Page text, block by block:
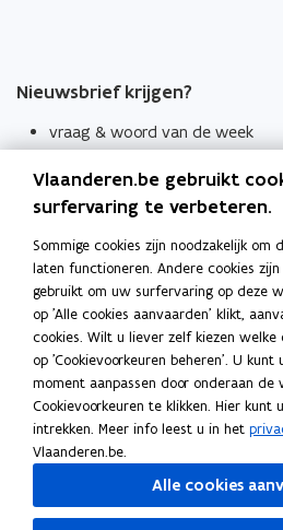
Nieuwsbrief krijgen?
vraag & woord van de week
Schrijf je in
Thema's
Taaladviezen
Spellingregels
Tips voor duidelijke taal
Bekijk ook
Spellingtests
Boek- en webwijzer
Vlaanderen.be gebruikt
surfervaring te verbeteren.
Sommige cookies zijn noodzakelijk
laten functioneren. Andere cookies
gebruikt om uw surfervaring op deze
op 'Alle cookies aanvaarden' klikt,
cookies. Wilt u liever zelf kiezen welke
op 'Cookievoorkeuren beheren'. U
moment aanpassen door onderaan de
Cookievoorkeuren te klikken. Hier kunt
intrekken. Meer info leest u in het
Vlaanderen.be.
Alle cookies